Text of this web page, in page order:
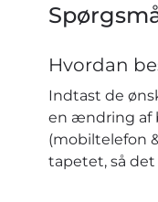
Hvordan
Indtast de
en ændring af
(mobiltelefon
tapetet, så